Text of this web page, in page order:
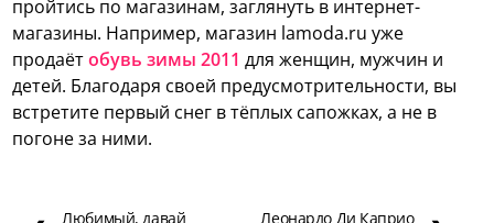
пройтись по магазинам, заглянуть в интернет-
магазины. Например, магазин lamoda.ru уже
продаётобувь зимы 2011 для женщин, мужчин и
детей. Благодаря своей предусмотрительности, вы
встретите первый снег в тёплых сапожках, а не в
погоне за ними.
Любимый, давай
Леонардо Ди Каприо